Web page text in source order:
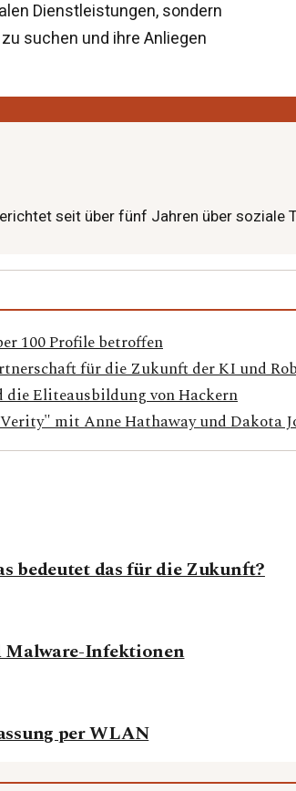
Dienstleistungen, sondern
suchen und ihre Anliegen
seit über fünf Jahren über
100 Profile betroffen
für die Zukunft der KI und
Eliteausbildung von Hackern
mit Anne Hathaway und Dakota
bedeutet das für die Zukunft?
Malware-Infektionen
per WLAN